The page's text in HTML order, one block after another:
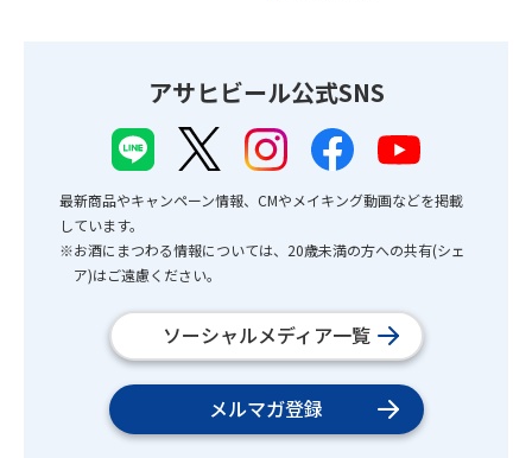
アサヒビール公式SNS
最新商品やキャンペーン情報、CMやメイキング動画などを掲載
しています。
※お酒にまつわる情報については、20歳未満の方への共有(シェ
ア)はご遠慮ください。
ソーシャルメディア一覧
メルマガ登録